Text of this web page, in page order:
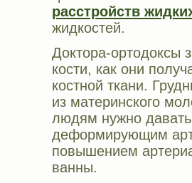
расстройств
жидкостей.
Доктора-ортодоксы
кости, как они
костной ткани.
из материнского
людям нужно
деформирующим
повышением
ванны.